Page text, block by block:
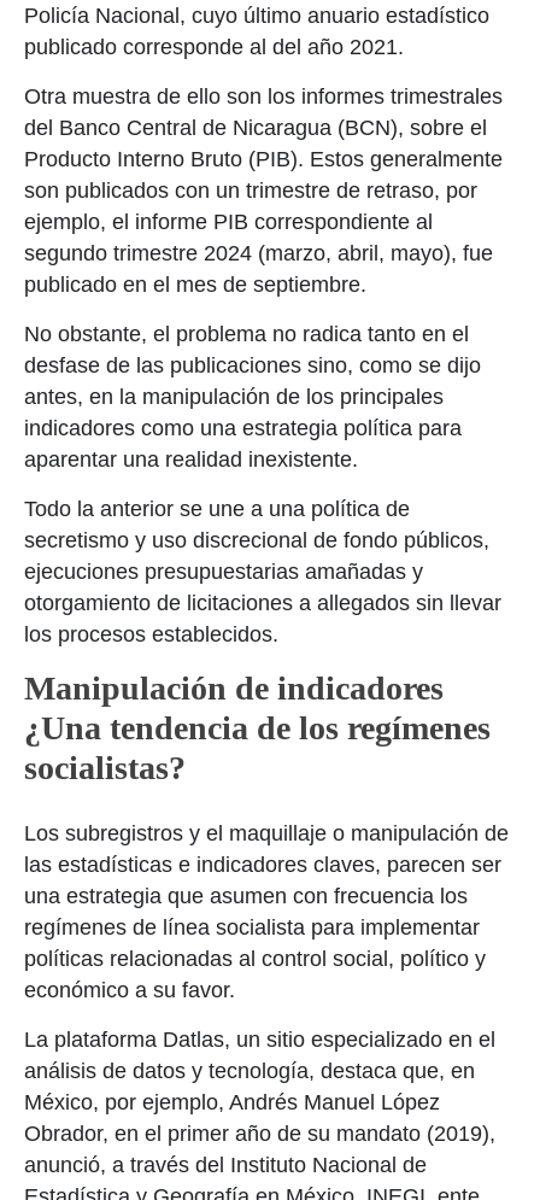
Policía Nacional, cuyo último anuario estadístico
publicado corresponde al del año 2021.
Otra muestra de ello son los informes trimestrales
del Banco Central de Nicaragua (BCN), sobre el
Producto Interno Bruto (PIB). Estos generalmente
son publicados con un trimestre de retraso, por
ejemplo, el informe PIB correspondiente al
segundo trimestre 2024 (marzo, abril, mayo), fue
publicado en el mes de septiembre.
No obstante, el problema no radica tanto en el
desfase de las publicaciones sino, como se dijo
antes, en la manipulación de los principales
indicadores como una estrategia política para
aparentar una realidad inexistente.
Todo la anterior se une a una política de
secretismo y uso discrecional de fondo públicos,
ejecuciones presupuestarias amañadas y
otorgamiento de licitaciones a allegados sin llevar
los procesos establecidos.
Manipulación de indicadores
¿Una tendencia de los regímenes
socialistas?
Los subregistros y el maquillaje o manipulación de
las estadísticas e indicadores claves, parecen ser
una estrategia que asumen con frecuencia los
regímenes de línea socialista para implementar
políticas relacionadas al control social, político y
económico a su favor.
La plataforma Datlas, un sitio especializado en el
análisis de datos y tecnología, destaca que, en
México, por ejemplo, Andrés Manuel López
Obrador, en el primer año de su mandato (2019),
anunció, a través del Instituto Nacional de